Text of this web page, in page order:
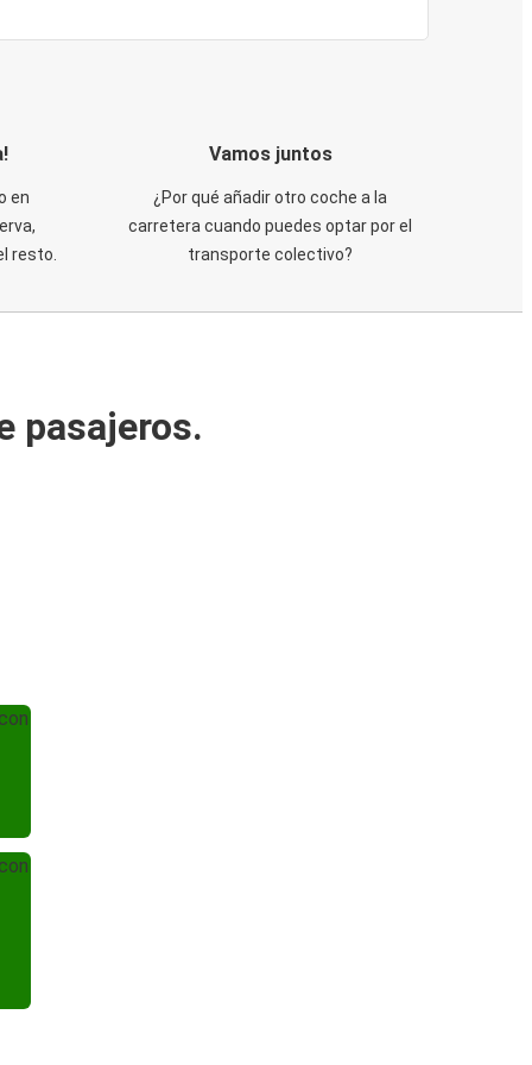
en
resto.
Vamos juntos
¿Por qué añadir otro coche a la
carretera cuando puedes optar por el
transporte colectivo?
pasajeros.